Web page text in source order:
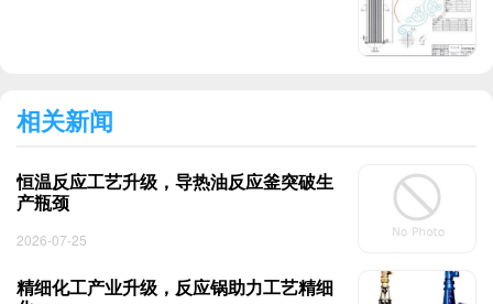
相关新闻
恒温反应工艺升级，导热油反应釜突破生
产瓶颈
2026-07-25
精细化工产业升级，反应锅助力工艺精细